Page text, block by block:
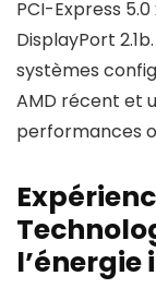
PCI-Express 5.0
DisplayPort
systèmes
AMD récent et
performances